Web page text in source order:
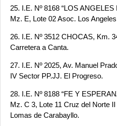
25. I.E. Nº 8168 “LOS
Mz. E, Lote 02 Asoc. Los
26. I.E. Nº 3512 CHOCAS, Km.
Carretera a Canta.
27. I.E. Nº 2025, Av. Manuel
IV Sector PP.JJ. El Progreso.
28. I.E. Nº 8188 “FE Y
Mz. C 3, Lote 11 Cruz del Norte II
Lomas de Carabayllo.